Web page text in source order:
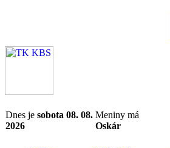
Dnes je sobota 08. 08.
2026
Meniny má
Oskár